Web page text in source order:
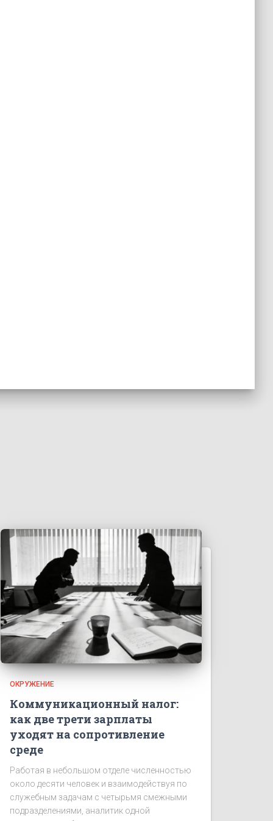
ОКРУЖЕНИЕ
Коммуникационный налог:
как две трети зарплаты
уходят на сопротивление
среде
Работая в небольшом отделе численностью
около десяти человек и взаимодействуя по
служебным задачам с четырьмя смежными
подразделениями, аналитик одной